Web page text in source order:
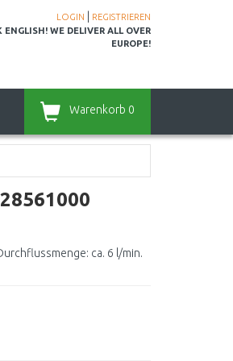
LOGIN
REGISTRIEREN
ENGLISH! WE DELIVER ALL OVER
EUROPE!
Warenkorb 0
ca. 6 l/min.